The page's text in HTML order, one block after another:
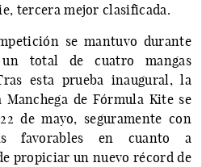
tercera mejor clasificada.
se mantuvo durante
total de cuatro mangas
esta prueba inaugural, la
Manchega de Fórmula Kite se
de mayo, seguramente con
favorables en cuanto a
propiciar un nuevo récord de